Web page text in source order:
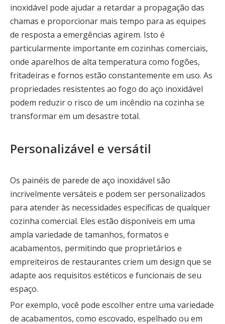
inoxidável pode ajudar a retardar a propagação das
chamas e proporcionar mais tempo para as equipes
de resposta a emergências agirem. Isto é
particularmente importante em cozinhas comerciais,
onde aparelhos de alta temperatura como fogões,
fritadeiras e fornos estão constantemente em uso. As
propriedades resistentes ao fogo do aço inoxidável
podem reduzir o risco de um incêndio na cozinha se
transformar em um desastre total.
Personalizável e versátil
Os painéis de parede de aço inoxidável são
incrivelmente versáteis e podem ser personalizados
para atender às necessidades específicas de qualquer
cozinha comercial. Eles estão disponíveis em uma
ampla variedade de tamanhos, formatos e
acabamentos, permitindo que proprietários e
empreiteiros de restaurantes criem um design que se
adapte aos requisitos estéticos e funcionais de seu
espaço.
Por exemplo, você pode escolher entre uma variedade
de acabamentos, como escovado, espelhado ou em